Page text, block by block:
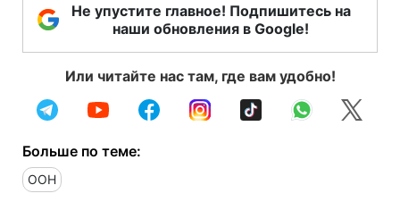
Не упустите главное! Подпишитесь на
наши обновления в Google!
Или читайте нас там, где вам удобно!
Больше по теме:
ООН